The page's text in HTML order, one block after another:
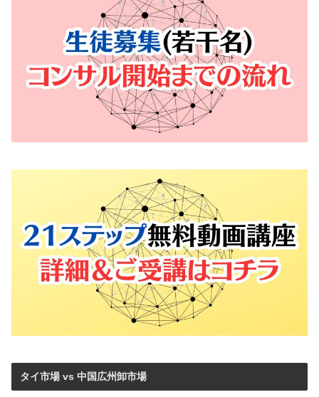
タイ市場 vs 中国広州卸市場